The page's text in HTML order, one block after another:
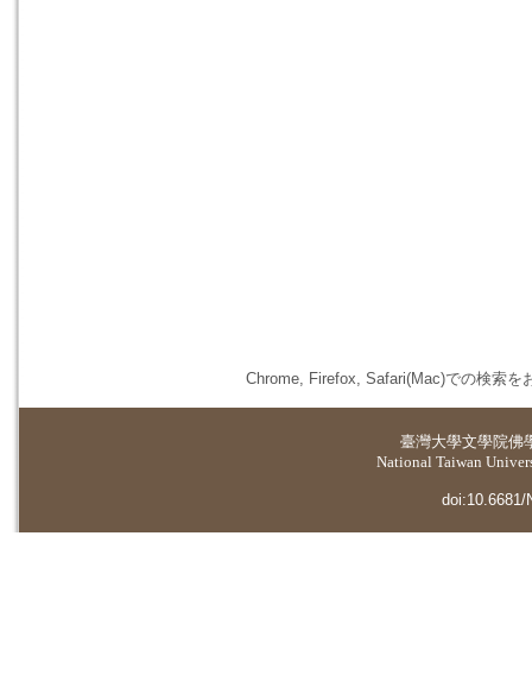
Chrome, Firefox, Safari(Mac)での検索を
臺灣大學文學院佛
National Taiwan
doi:10.6681/